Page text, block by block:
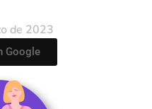
de 2023
Google